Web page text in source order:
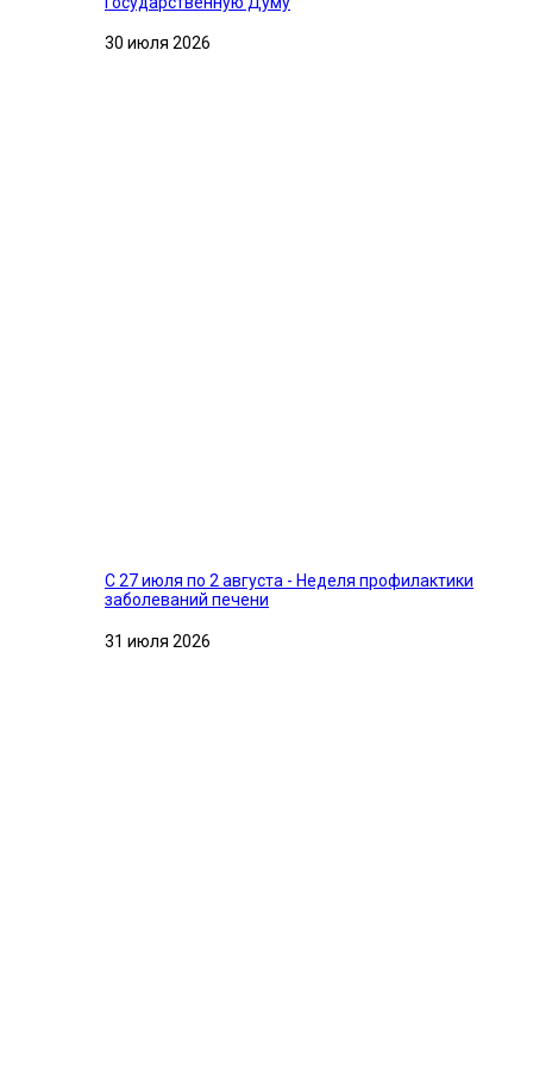
30 июля 2026
С 27 июля по 2 августа - Неделя профилактики
заболеваний печени
31 июля 2026